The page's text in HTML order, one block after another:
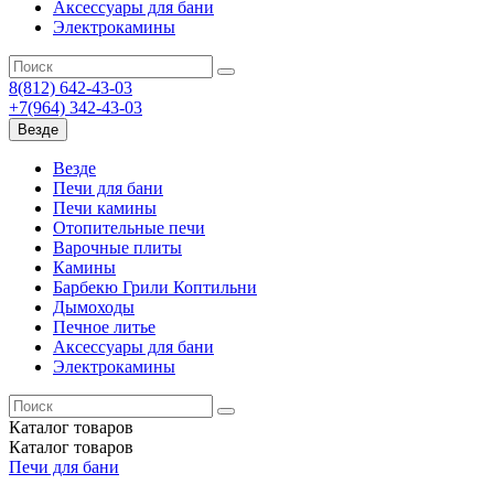
Аксессуары для бани
Электрокамины
8(812) 642-43-03
+7(964) 342-43-03
Везде
Везде
Печи для бани
Печи камины
Отопительные печи
Варочные плиты
Камины
Барбекю Грили Коптильни
Дымоходы
Печное литье
Аксессуары для бани
Электрокамины
Каталог товаров
Каталог товаров
Печи для бани